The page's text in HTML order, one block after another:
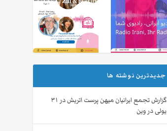
جدیدترین نوشته ها
گزارش تجمع ایرانیان میهن‌ پرست اتریش در ۳۱
یولی در وین